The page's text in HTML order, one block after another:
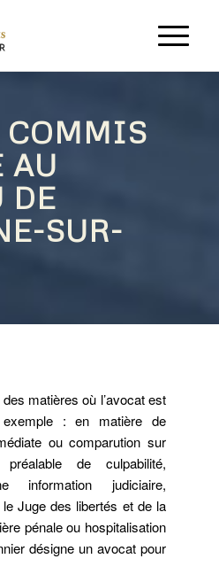
COMMIS
AU
DE
SUR-
matières où l’avocat est
exemple : en matière de
ou comparution sur
préalable de culpabilité,
information judiciaire,
Juge des libertés et de la
pénale ou hospitalisation
désigne un avocat pour